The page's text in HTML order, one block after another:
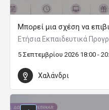
Μπορεί μια σχέση να
Ετήσια Εκπαιδευτικά
5 Σεπτεμβρίου 2026 18:00 -
Χαλάνδρι